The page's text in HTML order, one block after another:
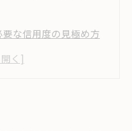
な信用度の見極め方
婚相談所の特徴とは